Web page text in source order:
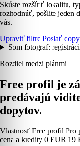
Skúste rozšíriť lokalitu,
rozhodnúť, pošlite jeden
vás.
Upraviť filtre Poslať
Som fotograf:
Rozdiel medzi plánmi
Free profil je
predávajú
dopytov.
Vlastnosť Free profil Pro
cena a kredity 0 EUR 19